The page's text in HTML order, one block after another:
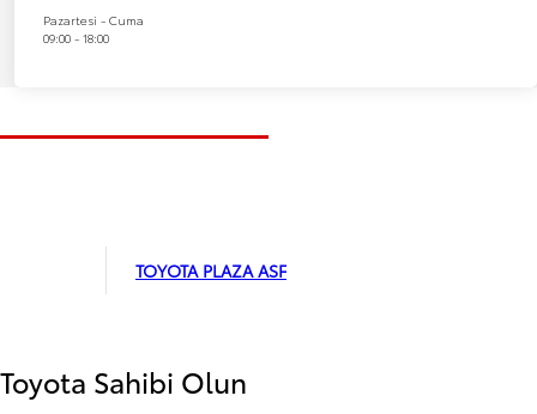
Pazartesi - Cuma
09:00 - 18:00
TOYOTA PLAZA ASF
Toyota Sahibi Olun